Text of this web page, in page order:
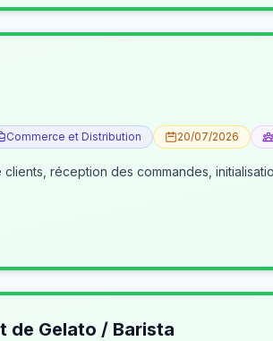
Commerce et Distribution 20/07/2026
réception des commandes,
de Gelato / Barista